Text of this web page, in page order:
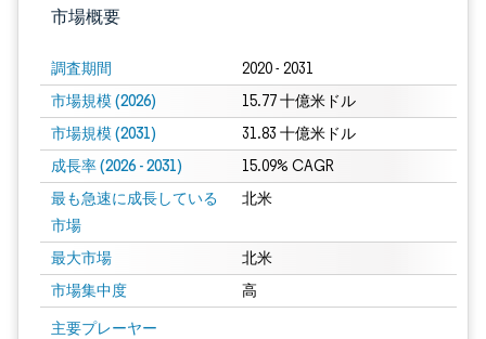
市場概要
調査期間 2020 - 2031
市場規模 (2026) 15.77 十億米ドル
市場規模 (2031) 31.83 十億米ドル
成長率 (2026 - 2031) 15.09% CAGR
最も急速に成長している
市場
北米
最大市場 北米
市場集中度 高
主要プレーヤー
画像 © Mordor Intelligence。再利用にはCC BY 4.0の表示が必要です。